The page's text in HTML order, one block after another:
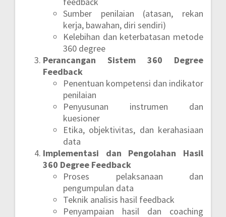
Sumber penilaian (atasan, rekan
kerja, bawahan, diri sendiri)
Kelebihan dan keterbatasan metode
360 degree
Perancangan Sistem 360 Degree
Feedback
Penentuan kompetensi dan indikator
penilaian
Penyusunan instrumen dan
kuesioner
Etika, objektivitas, dan kerahasiaan
data
Implementasi dan Pengolahan Hasil
360 Degree Feedback
Proses pelaksanaan dan
pengumpulan data
Teknik analisis hasil feedback
Penyampaian hasil dan coaching